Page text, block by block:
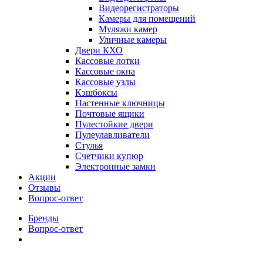
Видеорегистраторы
Камеры для помещений
Муляжи камер
Уличные камеры
Двери КХО
Кассовые лотки
Кассовые окна
Кассовые узлы
Кэшбоксы
Настенные ключницы
Почтовые ящики
Пулестойкие двери
Пулеулавливатели
Стулья
Счетчики купюр
Электронные замки
Акции
Отзывы
Вопрос-ответ
Бренды
Вопрос-ответ